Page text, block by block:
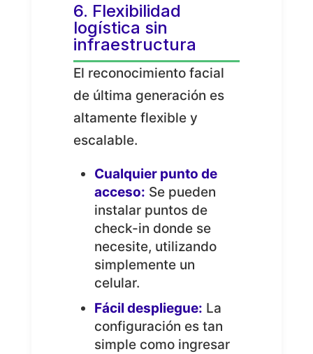
6. Flexibilidad
logística sin
infraestructura
El reconocimiento facial
de última generación es
altamente flexible y
escalable.
Cualquier punto de
acceso: Se pueden
instalar puntos de
check-in donde se
necesite, utilizando
simplemente un
celular.
Fácil despliegue: La
configuración es tan
simple como ingresar